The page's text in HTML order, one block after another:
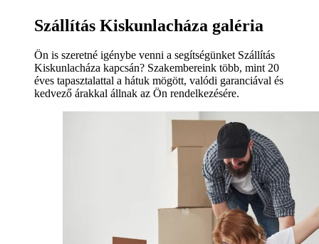
Szállítás Kiskunlacháza galéria
Ön is szeretné igénybe venni a segítségünket Szállítás
Kiskunlacháza kapcsán? Szakembereink több, mint 20
éves tapasztalattal a hátuk mögött, valódi garanciával és
kedvező árakkal állnak az Ön rendelkezésére.